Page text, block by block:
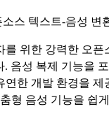
스 텍스트-음성 변
를 위한 강력한 오픈
. 음성 복제 기능을
연한 개발 환경을 제
형 음성 기능을 쉽